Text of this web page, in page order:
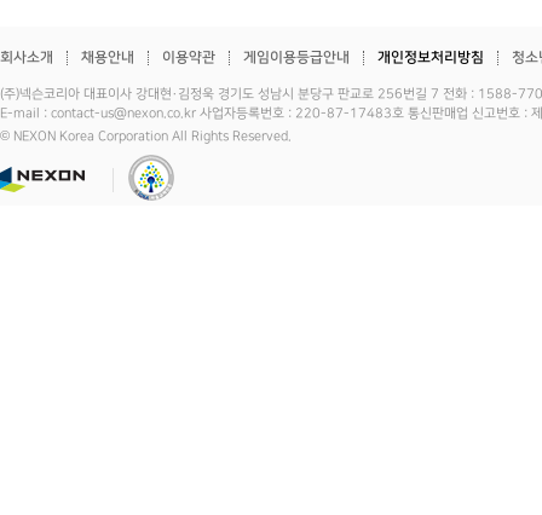
회사소개 채용안내 이용약관 게임이용등급안내 개인정보처리방침 청소
(주)넥슨코리아 대표이사 강대현·김정욱 경기도 성남시 분당구 판교로 256번길 7 전화 :
E-mail : contact-us@nexon.co.kr 사업자등록번호 : 220-87-17483호 통신판매업 신고번호 :
© NEXON Korea Corporation All Rights Reserved.